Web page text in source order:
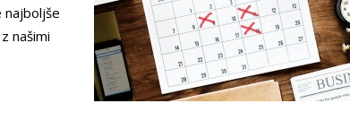
najboljše
našimi